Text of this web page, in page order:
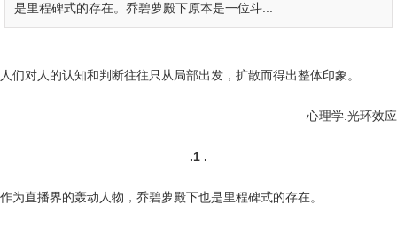
是里程碑式的存在。乔碧萝殿下原本是一位斗...
人们对人的认知和判断往往只从局部出发，扩散而得出整体印象。
——心理学.光环效应
.1 .
作为直播界的轰动人物，乔碧萝殿下也是里程碑式的存在。